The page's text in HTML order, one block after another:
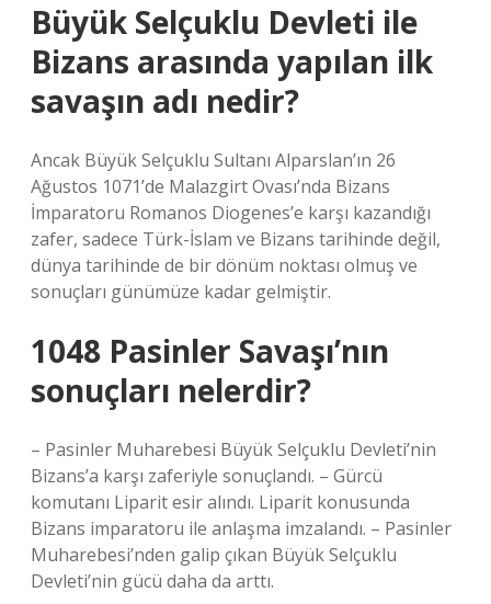
Büyük Selçuklu Devleti ile
Bizans arasında yapılan ilk
savaşın adı nedir?
Ancak Büyük Selçuklu Sultanı Alparslan’ın 26
Ağustos 1071’de Malazgirt Ovası’nda Bizans
İmparatoru Romanos Diogenes’e karşı kazandığı
zafer, sadece Türk-İslam ve Bizans tarihinde değil,
dünya tarihinde de bir dönüm noktası olmuş ve
sonuçları günümüze kadar gelmiştir.
1048 Pasinler Savaşı’nın
sonuçları nelerdir?
– Pasinler Muharebesi Büyük Selçuklu Devleti’nin
Bizans’a karşı zaferiyle sonuçlandı. – Gürcü
komutanı Liparit esir alındı. Liparit konusunda
Bizans imparatoru ile anlaşma imzalandı. – Pasinler
Muharebesi’nden galip çıkan Büyük Selçuklu
Devleti’nin gücü daha da arttı.